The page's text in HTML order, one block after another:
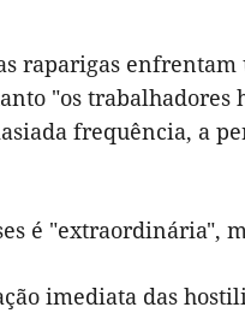
raparigas
"os
frequência, a
é "extraordinária",
imediata das